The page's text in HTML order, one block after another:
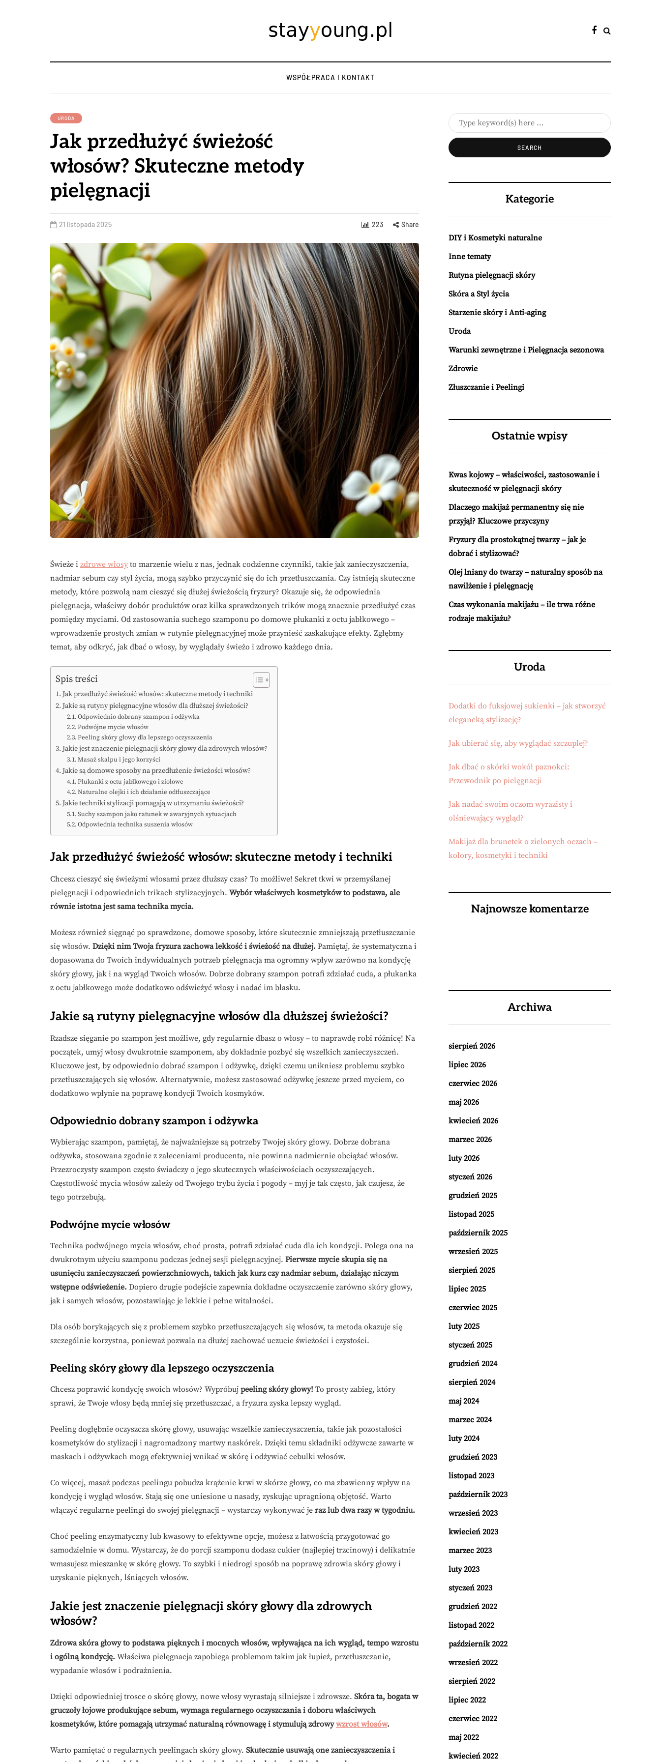
WSPÓŁPRACA I KONTAKT
URODA
Jak przedłużyć świeżość
włosów? Skuteczne metody
pielęgnacji
21 listopada 2025 223 Share
Świeże i zdrowe włosy to marzenie wielu z nas, jednak codzienne czynniki, takie jak zanieczyszczenia,
nadmiar sebum czy styl życia, mogą szybko przyczynić się do ich przetłuszczania. Czy istnieją skuteczne
metody, które pozwolą nam cieszyć się dłużej świeżością fryzury? Okazuje się, że odpowiednia
pielęgnacja, właściwy dobór produktów oraz kilka sprawdzonych trików mogą znacznie przedłużyć czas
pomiędzy myciami. Od zastosowania suchego szamponu po domowe płukanki z octu jabłkowego –
wprowadzenie prostych zmian w rutynie pielęgnacyjnej może przynieść zaskakujące efekty. Zgłębmy
temat, aby odkryć, jak dbać o włosy, by wyglądały świeżo i zdrowo każdego dnia.
Spis treści
Jak przedłużyć świeżość włosów: skuteczne metody i techniki
Jakie są rutyny pielęgnacyjne włosów dla dłuższej świeżości?
Odpowiednio dobrany szampon i odżywka
Podwójne mycie włosów
Peeling skóry głowy dla lepszego oczyszczenia
Jakie jest znaczenie pielęgnacji skóry głowy dla zdrowych włosów?
Masaż skalpu i jego korzyści
Jakie są domowe sposoby na przedłużenie świeżości włosów?
Płukanki z octu jabłkowego i ziołowe
Naturalne olejki i ich działanie odtłuszczające
Jakie techniki stylizacji pomagają w utrzymaniu świeżości?
Suchy szampon jako ratunek w awaryjnych sytuacjach
Odpowiednia technika suszenia włosów
Jak przedłużyć świeżość włosów: skuteczne metody i techniki
Chcesz cieszyć się świeżymi włosami przez dłuższy czas? To możliwe! Sekret tkwi w przemyślanej
pielęgnacji i odpowiednich trikach stylizacyjnych. Wybór właściwych kosmetyków to podstawa, ale
równie istotna jest sama technika mycia.
Możesz również sięgnąć po sprawdzone, domowe sposoby, które skutecznie zmniejszają przetłuszczanie
się włosów. Dzięki nim Twoja fryzura zachowa lekkość i świeżość na dłużej. Pamiętaj, że systematyczna i
dopasowana do Twoich indywidualnych potrzeb pielęgnacja ma ogromny wpływ zarówno na kondycję
skóry głowy, jak i na wygląd Twoich włosów. Dobrze dobrany szampon potrafi zdziałać cuda, a płukanka
z octu jabłkowego może dodatkowo odświeżyć włosy i nadać im blasku.
Jakie są rutyny pielęgnacyjne włosów dla dłuższej świeżości?
Rzadsze sięganie po szampon jest możliwe, gdy regularnie dbasz o włosy – to naprawdę robi różnicę! Na
początek, umyj włosy dwukrotnie szamponem, aby dokładnie pozbyć się wszelkich zanieczyszczeń.
Kluczowe jest, by odpowiednio dobrać szampon i odżywkę, dzięki czemu unikniesz problemu szybko
przetłuszczających się włosów. Alternatywnie, możesz zastosować odżywkę jeszcze przed myciem, co
dodatkowo wpłynie na poprawę kondycji Twoich kosmyków.
Odpowiednio dobrany szampon i odżywka
Wybierając szampon, pamiętaj, że najważniejsze są potrzeby Twojej skóry głowy. Dobrze dobrana
odżywka, stosowana zgodnie z zaleceniami producenta, nie powinna nadmiernie obciążać włosów.
Przezroczysty szampon często świadczy o jego skutecznych właściwościach oczyszczających.
Częstotliwość mycia włosów zależy od Twojego trybu życia i pogody – myj je tak często, jak czujesz, że
tego potrzebują.
Podwójne mycie włosów
Technika podwójnego mycia włosów, choć prosta, potrafi zdziałać cuda dla ich kondycji. Polega ona na
dwukrotnym użyciu szamponu podczas jednej sesji pielęgnacyjnej. Pierwsze mycie skupia się na
usunięciu zanieczyszczeń powierzchniowych, takich jak kurz czy nadmiar sebum, działając niczym
wstępne odświeżenie. Dopiero drugie podejście zapewnia dokładne oczyszczenie zarówno skóry głowy,
jak i samych włosów, pozostawiając je lekkie i pełne witalności.
Dla osób borykających się z problemem szybko przetłuszczających się włosów, ta metoda okazuje się
szczególnie korzystna, ponieważ pozwala na dłużej zachować uczucie świeżości i czystości.
Peeling skóry głowy dla lepszego oczyszczenia
Chcesz poprawić kondycję swoich włosów? Wypróbuj peeling skóry głowy! To prosty zabieg, który
sprawi, że Twoje włosy będą mniej się przetłuszczać, a fryzura zyska lepszy wygląd.
Peeling dogłębnie oczyszcza skórę głowy, usuwając wszelkie zanieczyszczenia, takie jak pozostałości
kosmetyków do stylizacji i nagromadzony martwy naskórek. Dzięki temu składniki odżywcze zawarte w
maskach i odżywkach mogą efektywniej wnikać w skórę i odżywiać cebulki włosów.
Co więcej, masaż podczas peelingu pobudza krążenie krwi w skórze głowy, co ma zbawienny wpływ na
kondycję i wygląd włosów. Stają się one uniesione u nasady, zyskując upragnioną objętość. Warto
włączyć regularne peelingi do swojej pielęgnacji – wystarczy wykonywać je raz lub dwa razy w tygodniu.
Choć peeling enzymatyczny lub kwasowy to efektywne opcje, możesz z łatwością przygotować go
samodzielnie w domu. Wystarczy, że do porcji szamponu dodasz cukier (najlepiej trzcinowy) i delikatnie
wmasujesz mieszankę w skórę głowy. To szybki i niedrogi sposób na poprawę zdrowia skóry głowy i
uzyskanie pięknych, lśniących włosów.
Jakie jest znaczenie pielęgnacji skóry głowy dla zdrowych
włosów?
Zdrowa skóra głowy to podstawa pięknych i mocnych włosów, wpływająca na ich wygląd, tempo wzrostu
i ogólną kondycję. Właściwa pielęgnacja zapobiega problemom takim jak łupież, przetłuszczanie,
wypadanie włosów i podrażnienia.
Dzięki odpowiedniej trosce o skórę głowy, nowe włosy wyrastają silniejsze i zdrowsze. Skóra ta, bogata w
gruczoły łojowe produkujące sebum, wymaga regularnego oczyszczania i doboru właściwych
kosmetyków, które pomagają utrzymać naturalną równowagę i stymulują zdrowywzrost włosów.
Warto pamiętać o regularnych peelingach skóry głowy. Skutecznie usuwają one zanieczyszczenia i
Kategorie
DIY i Kosmetyki naturalne
Inne tematy
Rutyna pielęgnacji skóry
Skóra a Styl życia
Starzenie skóry i Anti-aging
Uroda
Warunki zewnętrzne i Pielęgnacja sezonowa
Zdrowie
Złuszczanie i Peelingi
Ostatnie wpisy
Kwas kojowy – właściwości, zastosowanie i
skuteczność w pielęgnacji skóry
Dlaczego makijaż permanentny się nie
przyjął? Kluczowe przyczyny
Fryzury dla prostokątnej twarzy – jak je
dobrać i stylizować?
Olej lniany do twarzy – naturalny sposób na
nawilżenie i pielęgnację
Czas wykonania makijażu – ile trwa różne
rodzaje makijażu?
Uroda
Dodatki do fuksjowej sukienki – jak stworzyć
elegancką stylizację?
Jak ubierać się, aby wyglądać szczuplej?
Jak dbać o skórki wokół paznokci:
Przewodnik po pielęgnacji
Jak nadać swoim oczom wyrazisty i
olśniewający wygląd?
Makijaż dla brunetek o zielonych oczach –
kolory, kosmetyki i techniki
Najnowsze komentarze
Archiwa
sierpień 2026
lipiec 2026
czerwiec 2026
maj 2026
kwiecień 2026
marzec 2026
luty 2026
styczeń 2026
grudzień 2025
listopad 2025
październik 2025
wrzesień 2025
sierpień 2025
lipiec 2025
czerwiec 2025
luty 2025
styczeń 2025
grudzień 2024
sierpień 2024
maj 2024
marzec 2024
luty 2024
grudzień 2023
listopad 2023
październik 2023
wrzesień 2023
kwiecień 2023
marzec 2023
luty 2023
styczeń 2023
grudzień 2022
listopad 2022
październik 2022
wrzesień 2022
sierpień 2022
lipiec 2022
czerwiec 2022
maj 2022
kwiecień 2022